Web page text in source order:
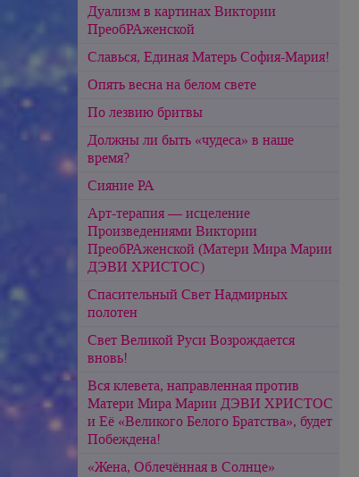
Дуализм в картинах Виктории
ПреобРАженской
Славься, Единая Матерь София-Мария!
Опять весна на белом свете
По лезвию бритвы
Должны ли быть «чудеса» в наше
время?
Сияние РА
Арт-терапия — исцеление
Произведениями Виктории
ПреобРАженской (Матери Мира Марии
ДЭВИ ХРИСТОС)
Спасительный Свет Надмирных
полотен
Свет Великой Руси Возрождается
вновь!
Вся клевета, направленная против
Матери Мира Марии ДЭВИ ХРИСТОС
и Её «Великого Белого Братства», будет
Побеждена!
«Жена, Облечённая в Солнце»